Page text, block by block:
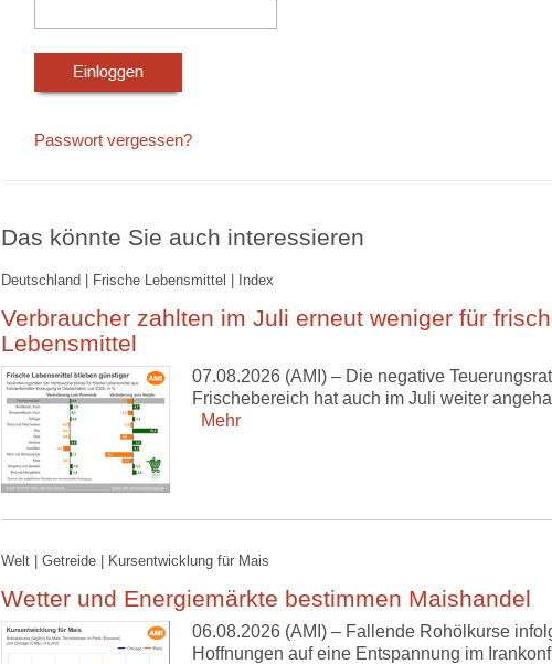
Passwort vergessen?
Das könnte Sie auch interessieren
Deutschland | Frische Lebensmittel | Index
Verbraucher zahlten im Juli erneut weniger für
Lebensmittel
07.08.2026 (AMI) – Die negative
Frischebereich hat auch im Juli weiter
Mehr
Welt | Getreide | Kursentwicklung für Mais
Wetter und Energiemärkte bestimmen Maishandel
06.08.2026 (AMI) – Fallende Rohölkurse
Hoffnungen auf eine Entspannung im